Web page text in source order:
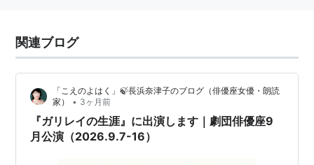
関連ブログ
「こえのよはく」🍃長浜奈津子のブログ（俳優座女優・朗読
家）
• 3ヶ月前
『ガリレイの生涯』に出演します｜劇団俳優座9
月公演（2026.9.7-16）